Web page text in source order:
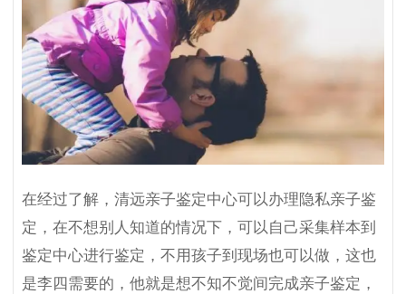
在经过了解，清远亲子鉴定中心可以办理隐私亲子鉴
定，在不想别人知道的情况下，可以自己采集样本到
鉴定中心进行鉴定，不用孩子到现场也可以做，这也
是李四需要的，他就是想不知不觉间完成亲子鉴定，